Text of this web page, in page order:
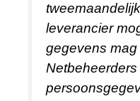
leverancier
gegevens